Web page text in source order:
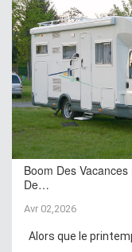
Boom Des
De…
Avr 02,2026
Alors que le